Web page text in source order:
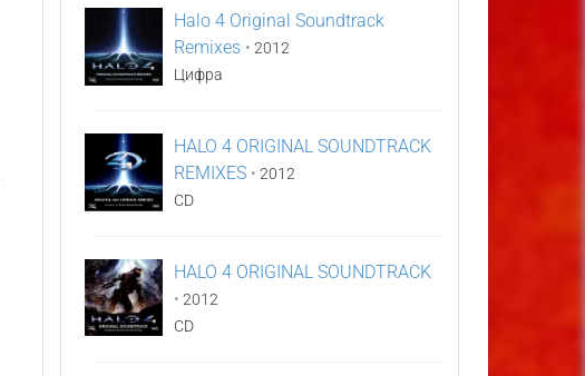
Halo 4 Original Soundtrack
Remixes • 2012
Цифра
HALO 4 ORIGINAL SOUNDTRACK
REMIXES • 2012
CD
HALO 4 ORIGINAL SOUNDTRACK
• 2012
CD